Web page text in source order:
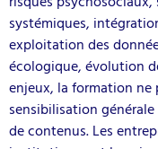
systémiques,
exploitation des
écologique, évolution
enjeux, la formation
sensibilisation
de contenus. Les